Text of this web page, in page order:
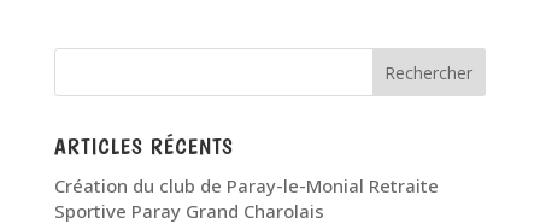
ARTICLES RÉCENTS
Création du club de Paray-le-Monial Retraite
Sportive Paray Grand Charolais